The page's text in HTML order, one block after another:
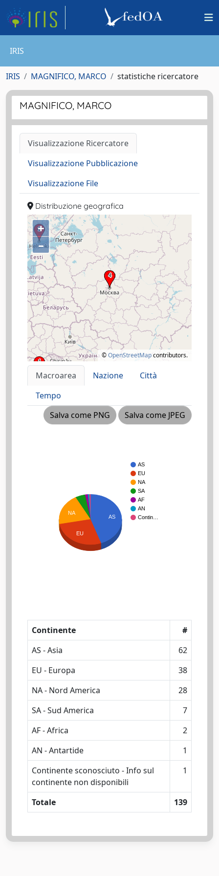
IRIS
IRIS MAGNIFICO, MARCO statistiche ricercatore
MAGNIFICO, MARCO
Visualizzazione Ricercatore
Visualizzazione Pubblicazione
Visualizzazione File
Distribuzione geografica
+
–
©OpenStreetMapcontributors.
Macroarea Nazione
Città
Tempo
Salva come PNG
Salva come JPEG
AS
EU
NA
SA
AF
AN
Contin…
AS
NA
EU
Continente
#
AS - Asia
62
EU - Europa
38
NA - Nord America
28
SA - Sud America
7
AF - Africa
2
AN - Antartide
1
Continente sconosciuto - Info sul
continente non disponibili
1
Totale 139